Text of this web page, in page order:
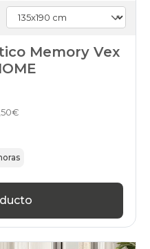
colchones
juvenil
colchones
dolor-
Memory Vex